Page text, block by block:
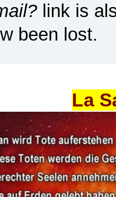
link is
been lost.
La